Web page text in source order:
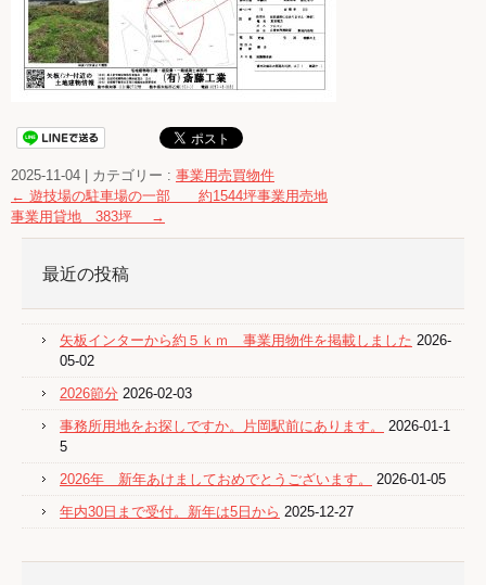
2025-11-04 カテゴリー : 事業用売買物件
← 遊技場の駐車場の一部 約1544坪事業用売地
事業用貸地 383坪
→
最近の投稿
矢板インターから約５ｋｍ 事業用物件を掲載しました 2026-
05-02
2026節分 2026-02-03
事務所用地をお探しですか。片岡駅前にあります。
2026-01-1
5
2026年 新年あけましておめでとうございます。
2026-01-05
年内30日まで受付。新年は5日から 2025-12-27